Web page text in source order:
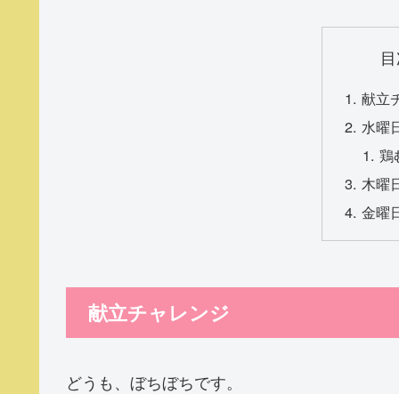
献立
水曜
鶏
木曜
金曜
献立チャレンジ
どうも、ぼちぼちです。